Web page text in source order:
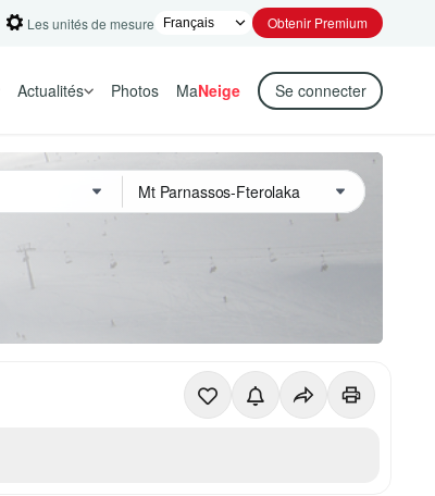
Les unités de mesure Obtenir Premium
Actualités Photos MaNeige Se connecter